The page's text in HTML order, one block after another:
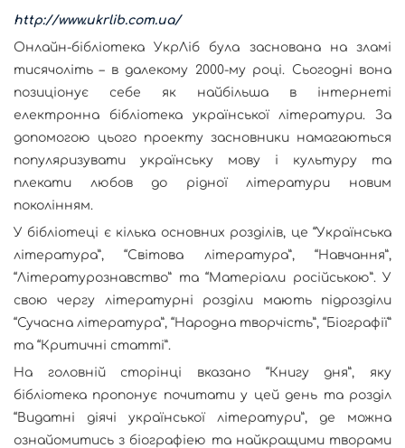
http://www.ukrlib.com.ua/
Онлайн-бібліотека УкрЛіб була заснована на зламі
тисячоліть – в далекому 2000-му році. Сьогодні вона
позиціонує себе як найбільша в інтернеті
електронна бібліотека української літератури. За
допомогою цього проекту засновники намагаються
популяризувати українську мову і культуру та
плекати любов до рідної літератури новим
поколінням.
У бібліотеці є кілька основних розділів, це “Українська
література”, “Світова література”, “Навчання”,
“Літературознавство” та “Матеріали російською”. У
свою чергу літературні розділи мають підрозділи
“Сучасна література”, “Народна творчість”, “Біографії”
та “Критичні статті”.
На головній сторінці вказано “Книгу дня”, яку
бібліотека пропонує почитати у цей день та розділ
“Видатні діячі української літератури”, де можна
ознайомитись з біографіею та найкращими творами